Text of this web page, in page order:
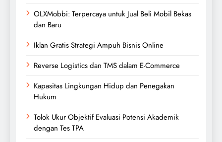
OLXMobbi: Terpercaya untuk Jual Beli Mobil Bekas
dan Baru
Iklan Gratis Strategi Ampuh Bisnis Online
Reverse Logistics dan TMS dalam E-Commerce
Kapasitas Lingkungan Hidup dan Penegakan
Hukum
Tolok Ukur Objektif Evaluasi Potensi Akademik
dengan Tes TPA